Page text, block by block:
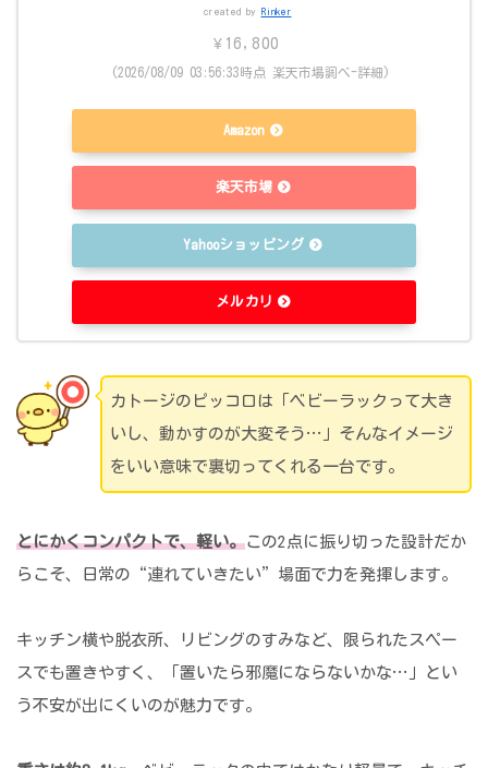
created by Rinker
¥16,800
(2026/08/09 03:56:33時点 楽天市場調べ-詳細)
Amazon
楽天市場
Yahooショッピング
メルカリ
カトージのピッコロは「ベビーラックって大き
いし、動かすのが大変そう…」そんなイメージ
をいい意味で裏切ってくれる一台です。
とにかくコンパクトで、軽い。この2点に振り切った設計だか
らこそ、日常の“連れていきたい”場面で力を発揮します。
キッチン横や脱衣所、リビングのすみなど、限られたスペー
スでも置きやすく、「置いたら邪魔にならないかな…」とい
う不安が出にくいのが魅力です。